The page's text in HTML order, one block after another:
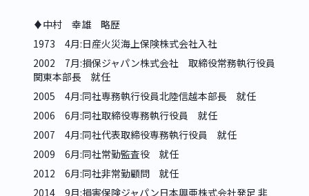
♦︎中村　幸雄　略歴
1973　4月:日産火災海上保険株式会社入社
2002　7月:損保ジャパン株式会社　取締役常務執行役員
関東本部長　就任
2005　4月:同社専務執行役員北陸信越本部長　就任
2006　6月:同社取締役専務執行役員　就任
2007　4月:同社代表取締役専務執行役員　就任
2009　6月:同社常勤監査役　就任
2012　6月:同社非常勤顧問　就任
2014　9月:損害保険ジャパン日本興亜株式会社発足 非